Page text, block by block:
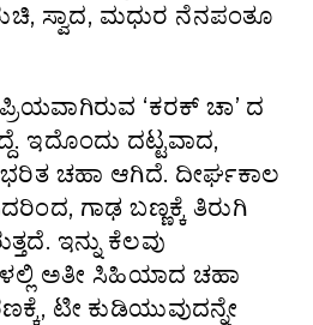
ಸ್ವಾದ, ಮಧುರ ನೆನಪಂತೂ
‘ಕರಕ್ ಚಾ’ ದ
ಇದೊಂದು ದಟ್ಟವಾದ,
ಚಹಾ ಆಗಿದೆ. ದೀರ್ಘಕಾಲ
ಗಾಢ ಬಣ್ಣಕ್ಕೆ ತಿರುಗಿ
ಇನ್ನು ಕೆಲವು
ಅತೀ ಸಿಹಿಯಾದ ಚಹಾ
ಟೀ ಕುಡಿಯುವುದನ್ನೇ